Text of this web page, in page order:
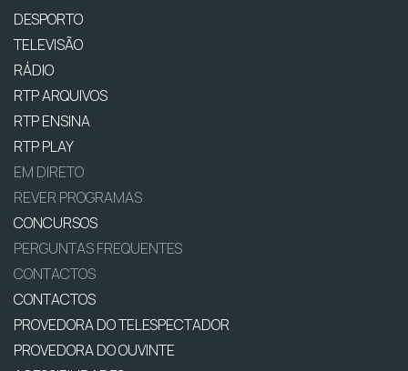
DESPORTO
TELEVISÃO
RÁDIO
RTP ARQUIVOS
RTP ENSINA
RTP PLAY
EM DIRETO
REVER PROGRAMAS
CONCURSOS
PERGUNTAS FREQUENTES
CONTACTOS
CONTACTOS
PROVEDORA DO TELESPECTADOR
PROVEDORA DO OUVINTE